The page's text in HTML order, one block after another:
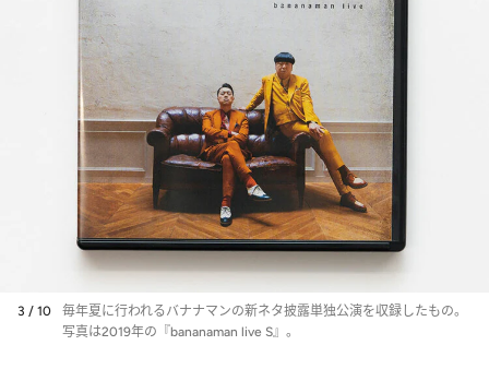
3 / 10
毎年夏に行われるバナナマンの新ネタ披露単独公演を収録したもの。
写真は2019年の『bananaman live S』。